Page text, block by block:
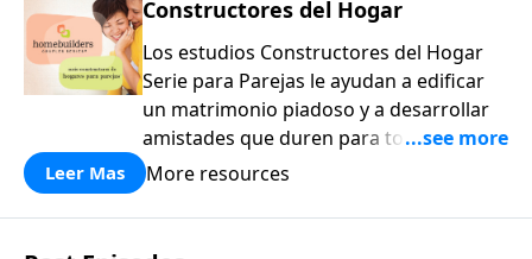
Constructores del Hogar
Los estudios Constructores del Hogar
Serie para Parejas le ayudan a edificar
un matrimonio piadoso y a desarrollar
amistades que duren para toda la vida.
¡Únase a uno de los estudios de grupos
a casa los principios de la Palabra de
Dios para compartirlos con su familia,
Leer Mas More resources